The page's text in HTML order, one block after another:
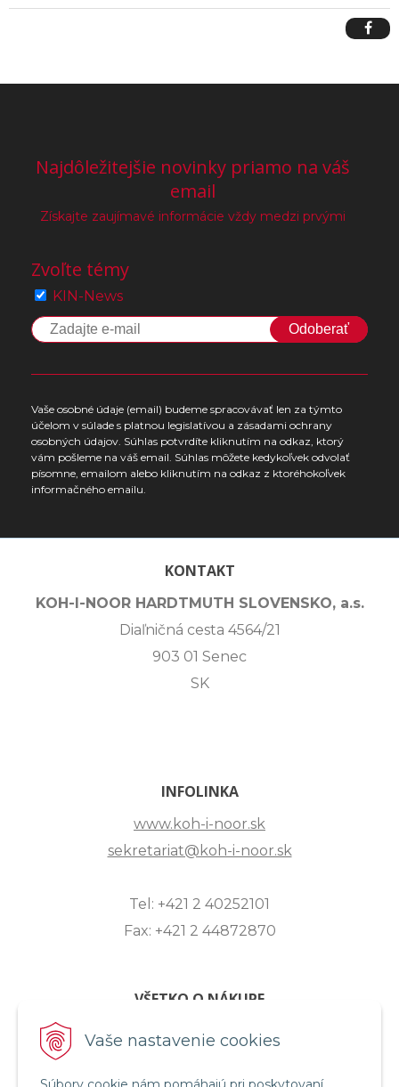
Vaše nastavenie cookies
Najdôležitejšie novinky priamo na váš
email
Získajte zaujímavé informácie vždy medzi prvými
Zvoľte témy
KIN-News
Odoberať
Vaše osobné údaje (email) budeme spracovávať len za týmto
účelom v súlade s platnou legislatívou a zásadami ochrany
osobných údajov. Súhlas potvrdíte kliknutím na odkaz, ktorý
vám pošleme na váš email. Súhlas môžete kedykoľvek odvolať
písomne, emailom alebo kliknutím na odkaz z ktoréhokoľvek
informačného emailu.
KONTAKT
KOH-I-NOOR HARDTMUTH SLOVENSKO, a.s.
Diaľničná cesta 4564/21
903 01 Senec
SK
INFOLINKA
www.koh-i-noor.sk
sekretariat@koh-i-noor.sk
Tel: +421 2 40252101
Fax: +421 2 44872870
VŠETKO O NÁKUPE
ZASLANIE OTÁZKY